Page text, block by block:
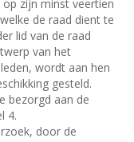
zijn minst veertien
de raad dient te
lid van de raad
van het
wordt aan hen
gesteld.
bezorgd aan de
4.
door de